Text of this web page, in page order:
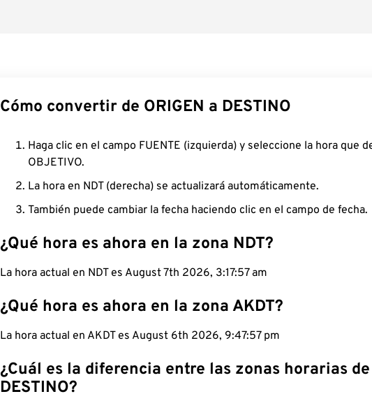
Cómo convertir de ORIGEN a DESTINO
Haga clic en el campo FUENTE (izquierda) y seleccione la hora que
OBJETIVO.
La hora en NDT (derecha) se actualizará automáticamente.
También puede cambiar la fecha haciendo clic en el campo de fecha.
¿Qué hora es ahora en la zona NDT?
La hora actual en NDT es August 7th 2026, 3:17:58 am
¿Qué hora es ahora en la zona AKDT?
La hora actual en AKDT es August 6th 2026, 9:47:58 pm
¿Cuál es la diferencia entre las zonas horarias de
DESTINO?